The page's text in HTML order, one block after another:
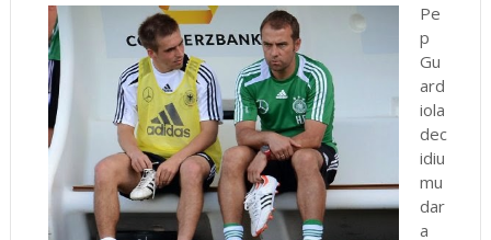
Pe
p
Gu
ard
iola
dec
idiu
mu
dar
a